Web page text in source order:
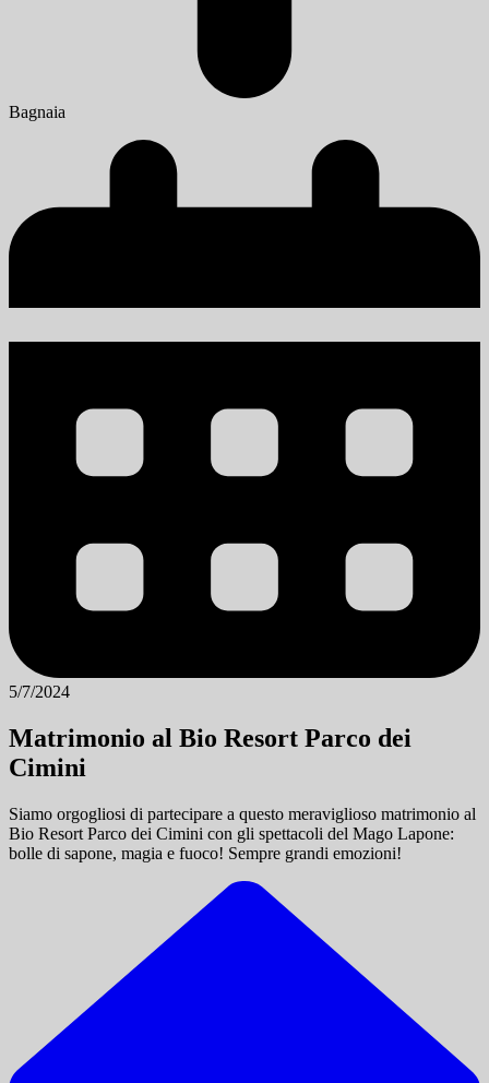
Bagnaia
5/7/2024
Matrimonio al Bio Resort Parco dei
Cimini
Siamo orgogliosi di partecipare a questo meraviglioso matrimonio al
Bio Resort Parco dei Cimini con gli spettacoli del Mago Lapone:
bolle di sapone, magia e fuoco! Sempre grandi emozioni!